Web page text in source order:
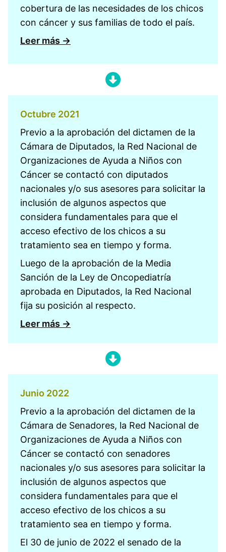
cobertura de las necesidades de los chicos
con cáncer y sus familias de todo el país.
Leer más →
Octubre 2021
Previo a la aprobación del dictamen de la
Cámara de Diputados, la Red Nacional de
Organizaciones de Ayuda a Niños con
Cáncer se contactó con diputados
nacionales y/o sus asesores para solicitar la
inclusión de algunos aspectos que
considera fundamentales para que el
acceso efectivo de los chicos a su
tratamiento sea en tiempo y forma.
Luego de la aprobación de la Media
Sanción de la Ley de Oncopediatría
aprobada en Diputados, la Red Nacional
fija su posición al respecto.
Leer más →
Junio 2022
Previo a la aprobación del dictamen de la
Cámara de Senadores, la Red Nacional de
Organizaciones de Ayuda a Niños con
Cáncer se contactó con senadores
nacionales y/o sus asesores para solicitar la
inclusión de algunos aspectos que
considera fundamentales para que el
acceso efectivo de los chicos a su
tratamiento sea en tiempo y forma.
El 30 de junio de 2022 el senado de la